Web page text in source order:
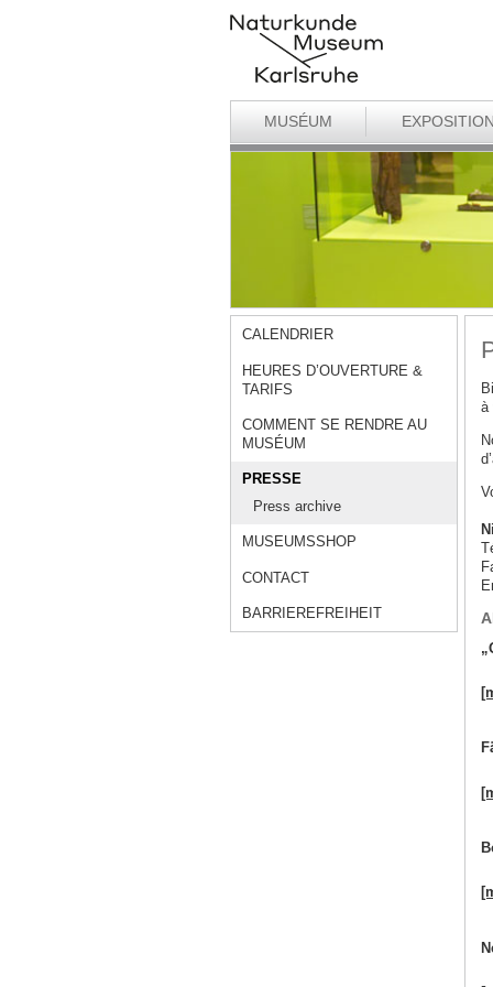
MUSÉUM
CALENDRIER
HEURES D’OUVERTURE &
TARIFS
COMMENT SE RENDRE AU
MUSÉUM
PRESSE
Press archive
MUSEUMSSHOP
CONTACT
BARRIEREFREIHEIT
à